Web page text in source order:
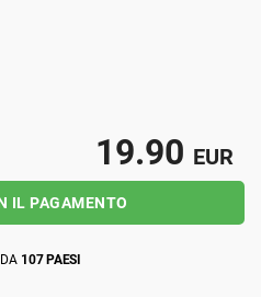
19.90 EUR
IL PAGAMENTO
107 PAESI